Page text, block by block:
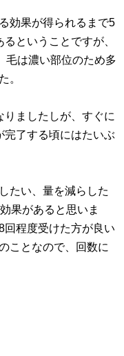
効果が得られるまで5
ということですが、
毛は濃い部位のため多
。
ましたしが、すぐに
完了する頃にはたいぶ
たい、量を減らした
果があると思いま
程度受けた方が良い
ことなので、回数に